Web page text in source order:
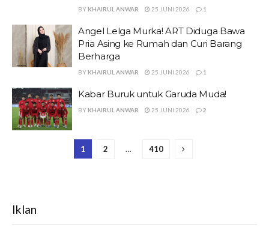
BY KHAIRUL ANWAR 25 JUNI 2026 1
Angel Lelga Murka! ART Diduga Bawa
Pria Asing ke Rumah dan Curi Barang
Berharga
BY KHAIRUL ANWAR 25 JUNI 2026 1
Kabar Buruk untuk Garuda Muda!
BY KHAIRUL ANWAR 25 JUNI 2026 2
1 2 … 410
Iklan